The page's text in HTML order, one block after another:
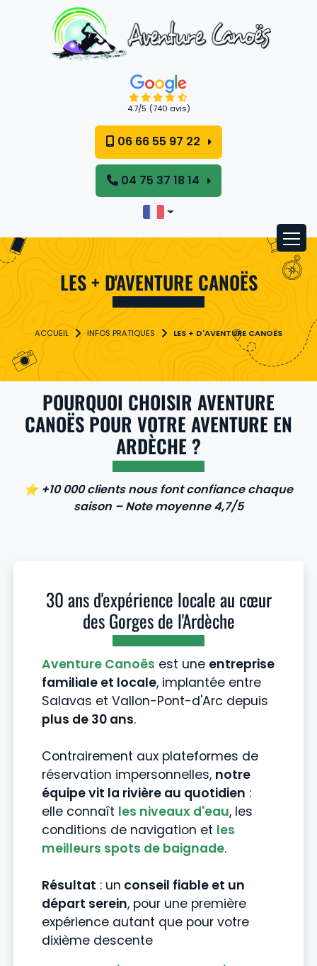
4.7/5 (740 avis)
06 66 55 97 22
04 75 37 18 14
LES + D'AVENTURE CANOËS
INFOS PRATIQUES LES + D'AVENTURE CANOËS
POURQUOI CHOISIR AVENTURE
CANOËS POUR VOTRE AVENTURE EN
ARDÈCHE ?
⭐ +10 000 clients nous font confiance chaque
saison – Note moyenne 4,7/5
30 ans d'expérience locale au cœur
des Gorges de l'Ardèche
Aventure Canoës est une entreprise
familiale et locale, implantée entre
Salavas et Vallon-Pont-d'Arc depuis
plus de 30 ans.
Contrairement aux plateformes de
réservation impersonnelles, notre
équipe vit la rivière au quotidien :
elle connaît les niveaux d'eau, les
conditions de navigation et les
meilleurs spots de baignade.
Résultat : un conseil fiable et un
départ serein, pour une première
expérience autant que pour votre
dixième descente
Panneau de gestion des cookies